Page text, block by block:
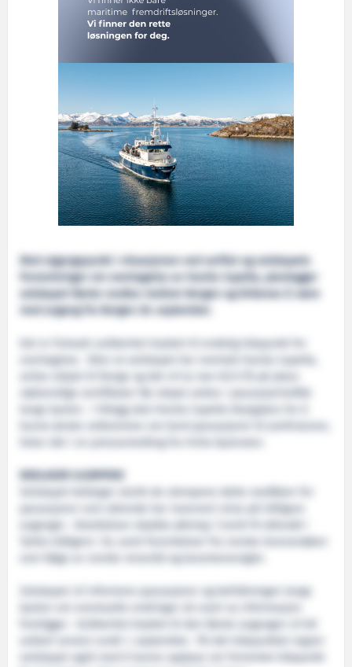
Med utgangspunkt i situasjonen ved verftet og selskapets
forventninger om overtagelse av Havila Capella, planlegger
selskapet første rundtur mellom Bergen og Kirkenes å være
med avgang fra Bergen 26. september.
Det er fortsatt usikkerhet knyttet til endelig tidspunkt for
overtagelse. Etter at selskapet har overtatt Havila Capella,
seiles skipet til Norge og det vil ta noe tid å få på plass
nødvendige sertifikater før skipet settes i passasjertrafikk
langs kysten. I tillegg skal Havila Capella klargjøres for å
heter det i en pressemelding fra Hvila Kystruten.
BEKLAGER ULEMPENE
Selskapet beklager sterkt de ulempene dette medfører for
passasjerer som allerede har reservert reise på tidligere
avganger. Utsettelsen skyldes økning i Covid-19 utbrudd i
Tyrkia tidligere i år, samt forsinkelser fra norske leverandører
som følge av norske reiseråd og karanteneregler.
Selskapet vil informere passasjerer og befolkningen langs
kysten om eventuelle endringer så snart ny informasjon
foreligger. Usikkerhet knyttet til den første avgangen vil bli
avklart senest rundt 1. september. På det tidspunktet regner
selskapet også med å kunne opplyse om forventet tidspunkt